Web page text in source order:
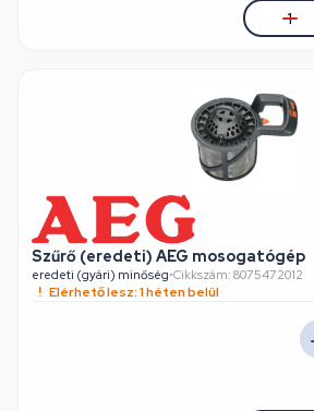
Szűrő (eredeti) AEG mosogatógép
eredeti (gyári) minőség•Cikkszám: 8075472012
Elérhető lesz: 1 héten belül